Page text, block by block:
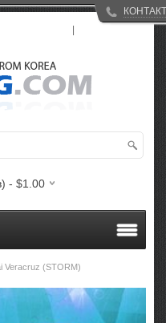
- $1.00
(STORM)